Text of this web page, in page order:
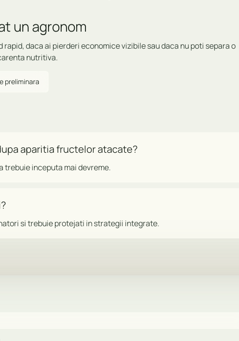
un agronom
daca ai pierderi economice vizibile sau daca nu poti separa o
nutritiva.
preliminara
aparitia fructelor atacate?
inceputa mai devreme.
si trebuie protejati in strategii integrate.